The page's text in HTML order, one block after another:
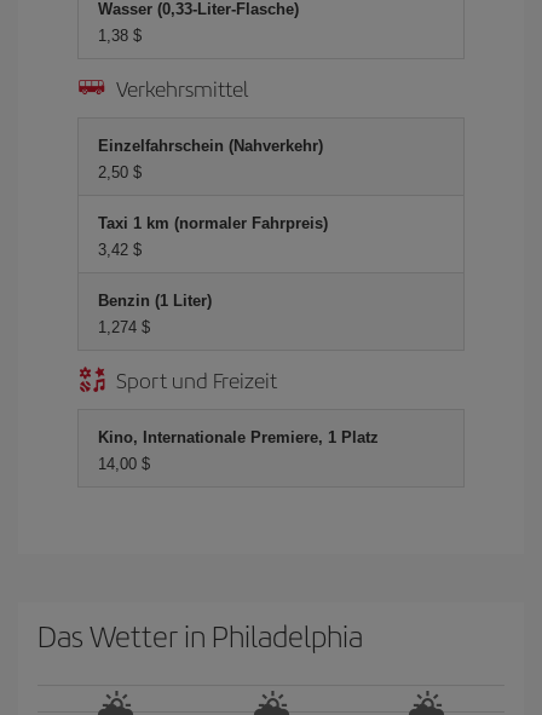
Wasser (0,33-Liter-Flasche)
1,38 $
Verkehrsmittel
Einzelfahrschein (Nahverkehr)
2,50 $
Taxi 1 km (normaler Fahrpreis)
3,42 $
Benzin (1 Liter)
1,274 $
Sport und Freizeit
Kino, Internationale Premiere, 1 Platz
14,00 $
Das Wetter in Philadelphia